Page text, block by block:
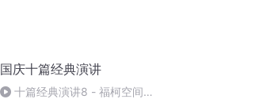
国庆十篇经典演讲
十篇经典演讲8 - 福柯空间回